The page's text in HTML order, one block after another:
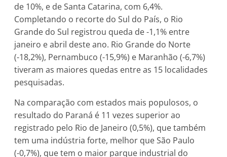
de 10%, e de Santa Catarina, com 6,4%.
Completando o recorte do Sul do País, o Rio
Grande do Sul registrou queda de -1,1% entre
janeiro e abril deste ano. Rio Grande do Norte
(-18,2%), Pernambuco (-15,9%) e Maranhão (-6,7%)
tiveram as maiores quedas entre as 15 localidades
pesquisadas.
Na comparação com estados mais populosos, o
resultado do Paraná é 11 vezes superior ao
registrado pelo Rio de Janeiro (0,5%), que também
tem uma indústria forte, melhor que São Paulo
(-0,7%), que tem o maior parque industrial do